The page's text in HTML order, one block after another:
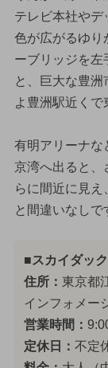
テレビ本社やデ
色が広がるゆり
ーブリッジを左
と、巨大な豊
よ豊洲駅近くで
有明アリーナな
京湾へ出ると、
らに間近に見
と間違いなしで
■スカイダッ
住所： 東京都
インフォメー
営業時間：
定休日： 不定